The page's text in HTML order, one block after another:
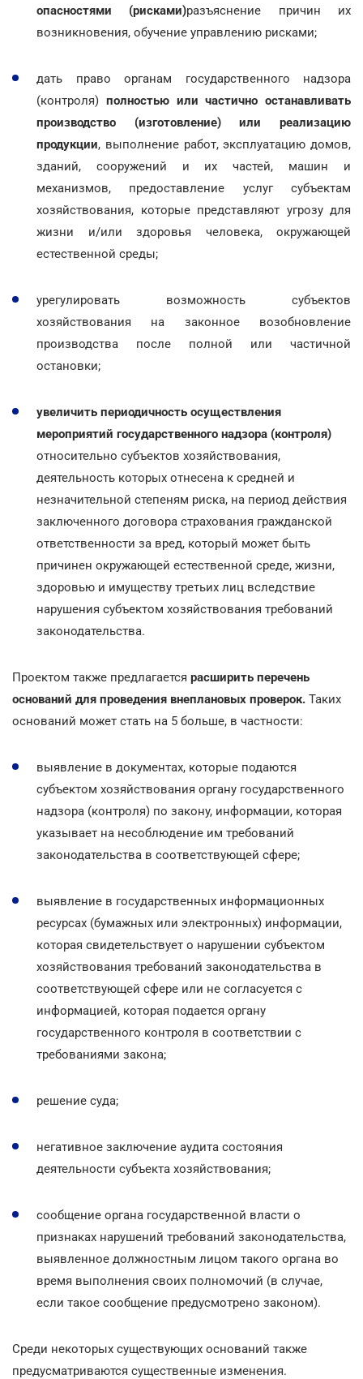
опасностями (рисками)разъяснение причин их
возникновения, обучение управлению рисками;
дать право органам государственного надзора
(контроля) полностью или частично останавливать
производство (изготовление) или реализацию
продукции, выполнение работ, эксплуатацию домов,
зданий, сооружений и их частей, машин и
механизмов, предоставление услуг субъектам
хозяйствования, которые представляют угрозу для
жизни и/или здоровья человека, окружающей
естественной среды;
урегулировать возможность субъектов
хозяйствования на законное возобновление
производства после полной или частичной
остановки;
увеличить периодичность осуществления
мероприятий государственного надзора (контроля)
относительно субъектов хозяйствования,
деятельность которых отнесена к средней и
незначительной степеням риска, на период действия
заключенного договора страхования гражданской
ответственности за вред, который может быть
причинен окружающей естественной среде, жизни,
здоровью и имуществу третьих лиц вследствие
нарушения субъектом хозяйствования требований
законодательства.
Проектом также предлагается расширить перечень
оснований для проведения внеплановых проверок. Таких
оснований может стать на 5 больше, в частности:
выявление в документах, которые подаются
субъектом хозяйствования органу государственного
надзора (контроля) по закону, информации, которая
указывает на несоблюдение им требований
законодательства в соответствующей сфере;
выявление в государственных информационных
ресурсах (бумажных или электронных) информации,
которая свидетельствует о нарушении субъектом
хозяйствования требований законодательства в
соответствующей сфере или не согласуется с
информацией, которая подается органу
государственного контроля в соответствии с
требованиями закона;
решение суда;
негативное заключение аудита состояния
деятельности субъекта хозяйствования;
сообщение органа государственной власти о
признаках нарушений требований законодательства,
выявленное должностным лицом такого органа во
время выполнения своих полномочий (в случае,
если такое сообщение предусмотрено законом).
Среди некоторых существующих оснований также
предусматриваются существенные изменения.